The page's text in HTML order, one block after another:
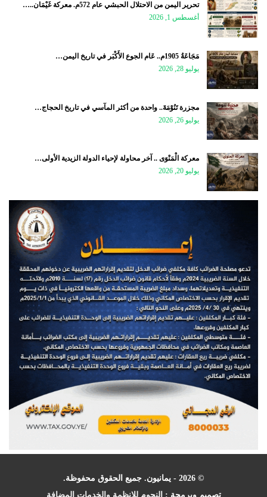
تحرير اليمن من الاحتلال الحبشي عام 572م. معركة غَيْمَان..…
أغسطس 1, 2026
مَجَاعَةُ 1905م.. عَام الجوع الأَكْبَر في تاريخ اليمن…
يوليو 28, 2026
مجزرة تَنُوْمَةَ.. واحدة من أكثر المآسي في تاريخ الحجاج…
يوليو 26, 2026
معركة الْمَنْوَى .. آخر محاولة لإحياء الدولة الزيدية الأولى…
يوليو 20, 2026
© 2026 - يمانيون. جميع الحقوق محفوظة.
تصميم وبرمجة : النجوم للانظمة والخدمات المضافة